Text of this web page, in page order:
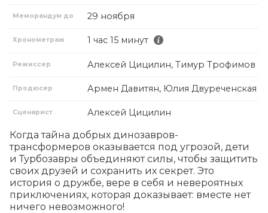
Меморандум до 29 ноября
Хронометраж 1 час 15 минут
Режиссер Алексей Цицилин, Тимур Трофимов
Продюсер Армен Давитян, Юлия Двуреченская
Сценарист Алексей Цицилин
Когда тайна добрых динозавров-
трансформеров оказывается под угрозой, дети
и Турбозавры объединяют силы, чтобы защитить
своих друзей и сохранить их секрет. Это
история о дружбе, вере в себя и невероятных
приключениях, которая доказывает: вместе нет
ничего невозможного!